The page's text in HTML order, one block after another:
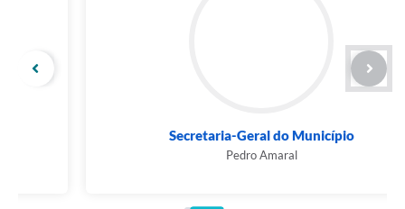
Secretaria-Geral do Município
Pedro Amaral